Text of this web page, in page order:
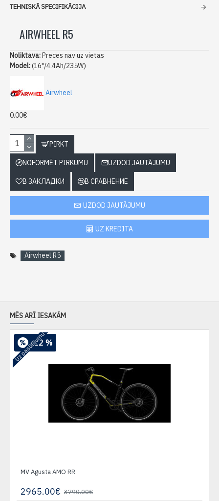
TEHNISKĀ SPECIFIKĀCIJA
AIRWHEEL R5
Noliktava:Preces nav uz vietas
Model:(16"/4.4Ah/235W)
Airwheel
0.00€
PIRKT
NOFORMĒT PIRKUMU UZDOD JAUTĀJUMU
В ЗАКЛАДКИ В СРАВНЕНИЕ
UZDOD JAUTĀJUMU
UZ KREDITA
Airwheel R5
MĒS ARĪ IESAKĀM
-22 %
Uz pasūtījumu
MV Agusta AMO RR
2965.00€ 3790.00€